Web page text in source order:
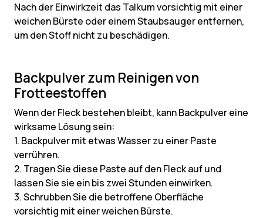
Nach der Einwirkzeit das Talkum vorsichtig mit einer
weichen Bürste oder einem Staubsauger entfernen,
um den Stoff nicht zu beschädigen.
Backpulver zum Reinigen von
Frotteestoffen
Wenn der Fleck bestehen bleibt, kann Backpulver eine
wirksame Lösung sein:
1. Backpulver mit etwas Wasser zu einer Paste
verrühren.
2. Tragen Sie diese Paste auf den Fleck auf und
lassen Sie sie ein bis zwei Stunden einwirken.
3. Schrubben Sie die betroffene Oberfläche
vorsichtig mit einer weichen Bürste.